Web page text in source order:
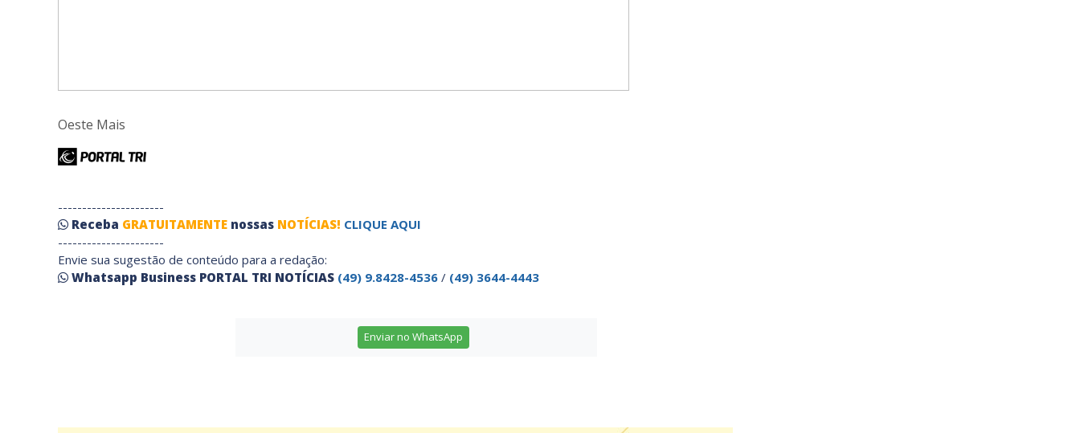
Oeste Mais
----------------------
Receba GRATUITAMENTE nossas NOTÍCIAS! CLIQUE AQUI
----------------------
Envie sua sugestão de conteúdo para a redação:
Whatsapp Business PORTAL TRI NOTÍCIAS (49) 9.8428-4536 / (49) 3644-4443
Enviar no WhatsApp